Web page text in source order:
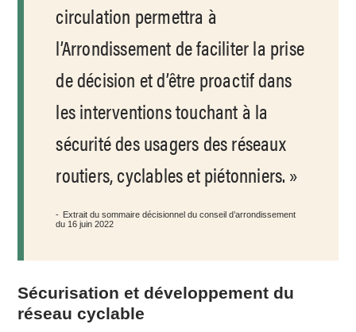
circulation permettra à
l’Arrondissement de faciliter la prise
de décision et d’être proactif dans
les interventions touchant à la
sécurité des usagers des réseaux
routiers, cyclables et piétonniers.
Extrait du sommaire décisionnel du conseil d’arrondissement
du 16 juin 2022
Sécurisation et développement du
réseau cyclable